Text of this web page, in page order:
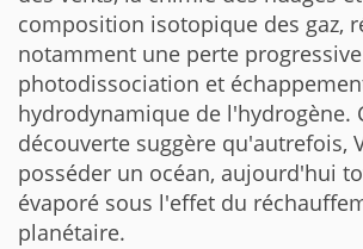
composition isotopique des gaz,
notamment une perte
photodissociation et
hydrodynamique de l'hydrogène.
découverte suggère qu'autrefois,
posséder un océan, aujourd'hui
évaporé sous l'effet du
planétaire.